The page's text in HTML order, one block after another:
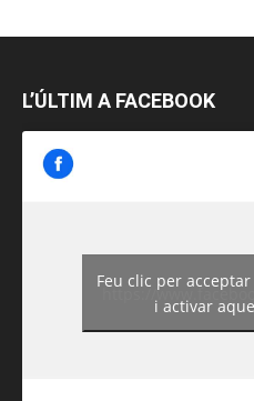
L’ÚLTIM A FACEBOOK
https://
Feu clic per
i activar